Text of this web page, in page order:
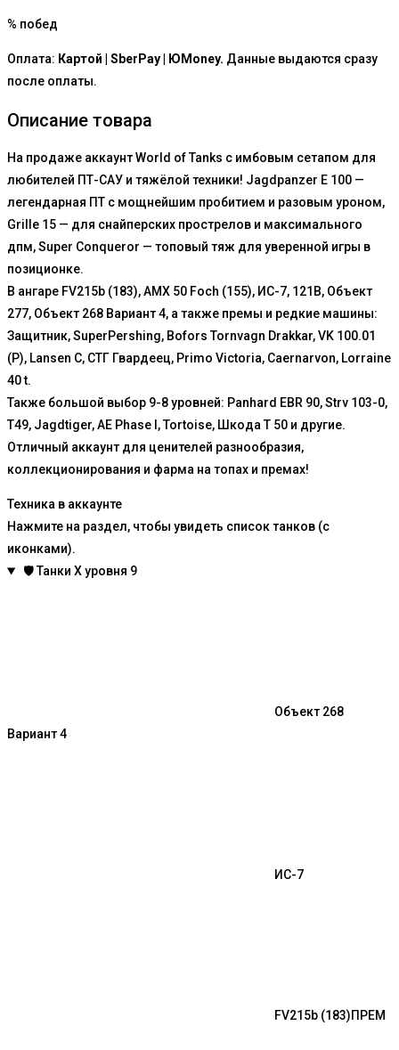
% побед
Оплата: Картой | SberPay | ЮMoney. Данные выдаются сразу
после оплаты.
Описание товара
На продаже аккаунт World of Tanks с имбовым сетапом для
любителей ПТ-САУ и тяжёлой техники! Jagdpanzer E 100 —
легендарная ПТ с мощнейшим пробитием и разовым уроном,
Grille 15 — для снайперских прострелов и максимального
дпм, Super Conqueror — топовый тяж для уверенной игры в
позиционке.
В ангаре FV215b (183), AMX 50 Foch (155), ИС-7, 121B, Объект
277, Объект 268 Вариант 4, а также премы и редкие машины:
Защитник, SuperPershing, Bofors Tornvagn Drakkar, VK 100.01
(P), Lansen C, СТГ Гвардеец, Primo Victoria, Caernarvon, Lorraine
40 t.
Также большой выбор 9-8 уровней: Panhard EBR 90, Strv 103-0,
T49, Jagdtiger, AE Phase I, Tortoise, Шкода Т 50 и другие.
Отличный аккаунт для ценителей разнообразия,
коллекционирования и фарма на топах и премах!
Техника в аккаунте
Нажмите на раздел, чтобы увидеть список танков (с
иконками).
🛡️Танки X уровня 9
Объект 268
Вариант 4
ИС-7
FV215b (183)ПРЕМ